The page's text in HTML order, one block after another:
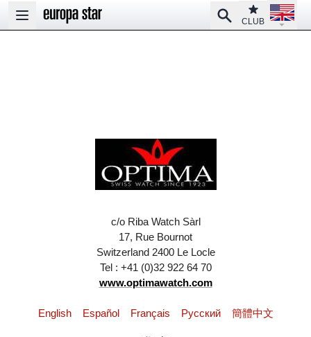
Open main menu
SearchClub
CLUB
Open
c/o Riba Watch Sàrl
17, Rue Bournot
Switzerland 2400 Le Locle
Tel : +41 (0)32 922 64 70
www.optimawatch.com
English Español Français Pусский 簡體中文